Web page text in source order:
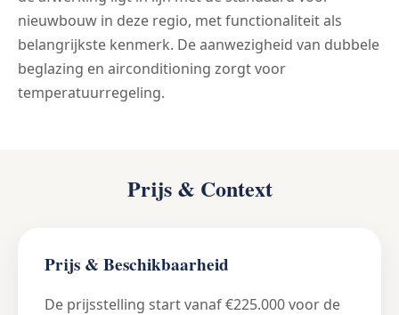
nieuwbouw in deze regio, met functionaliteit als
belangrijkste kenmerk. De aanwezigheid van dubbele
beglazing en airconditioning zorgt voor
temperatuurregeling.
Prijs & Context
Prijs & Beschikbaarheid
De prijsstelling start vanaf €225.000 voor de